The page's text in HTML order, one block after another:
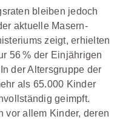
bleiben jedoch
aktuelle Masern-
zeigt, erhielten
56 % der Einjährigen
der Altersgruppe der
als 65.000 Kinder
geimpft.
vor allem Kinder, deren